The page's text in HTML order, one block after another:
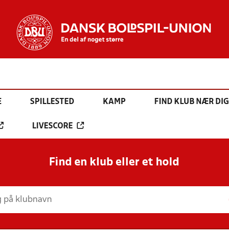
SPILLESTED KAMP FIND KLUB NÆR DIG
LIVESCORE
Find en klub eller et hold